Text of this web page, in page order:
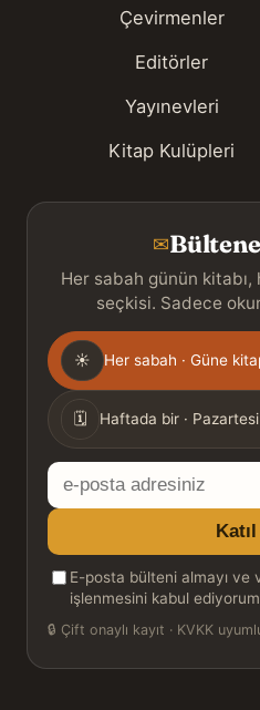
Çevirmenler
Editörler
Yayınevleri
Kitap Kulüpleri
✉
Her sabah günün
seçkisi. Sadece
Gönderim
sıklığı
☀ Her sabah · Güne
🗓 Haftada bir ·
E-
posta
adresiniz
E-posta bülteni almayı ve
işlenmesini kabul
🔒 Çift onaylı kayıt · KVKK